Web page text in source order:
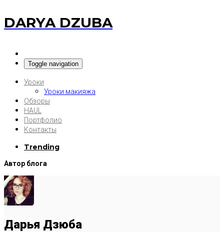
DARYA DZUBA
Toggle navigation
Уроки
Уроки макияжа
Обзоры
HAUL
Портфолио
Контакты
Trending
Автор блога
Дарья Дзюба